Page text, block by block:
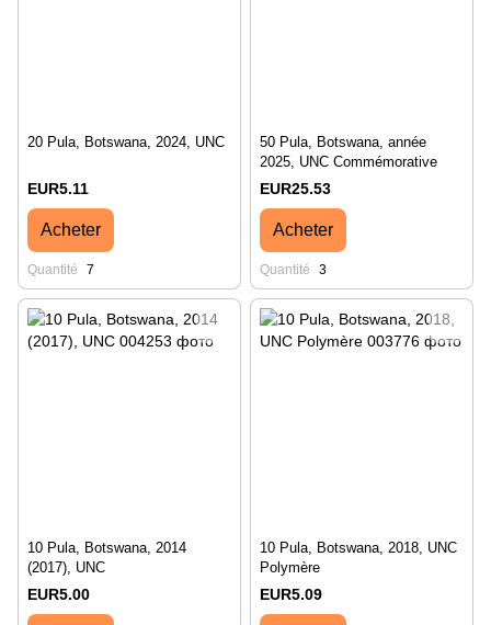
20 Pula, Botswana, 2024, UNC
EUR5.11
Acheter
Quantité 7
50 Pula, Botswana, année
2025, UNC Commémorative
EUR25.53
Acheter
Quantité 3
10 Pula, Botswana, 2014
(2017), UNC
EUR5.00
10 Pula, Botswana, 2018, UNC
Polymère
EUR5.09